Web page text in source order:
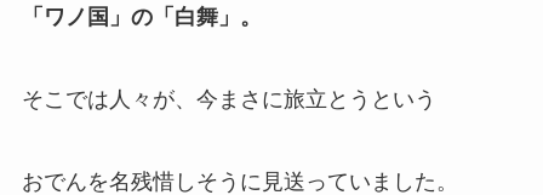
「ワノ国」の「白舞」。
そこでは人々が、今まさに旅立とうという
おでんを名残惜しそうに見送っていました。